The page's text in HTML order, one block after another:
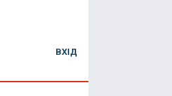
ВХІД